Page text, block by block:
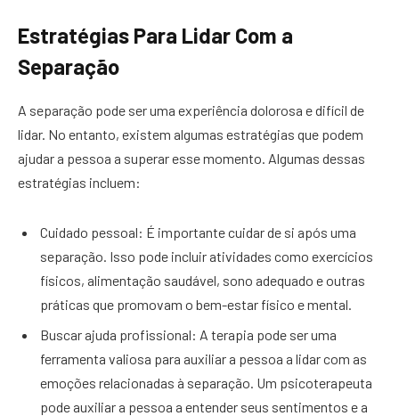
Estratégias Para Lidar Com a
Separação
A separação pode ser uma experiência dolorosa e difícil de
lidar. No entanto, existem algumas estratégias que podem
ajudar a pessoa a superar esse momento. Algumas dessas
estratégias incluem:
Cuidado pessoal: É importante cuidar de si após uma
separação. Isso pode incluir atividades como exercícios
físicos, alimentação saudável, sono adequado e outras
práticas que promovam o bem-estar físico e mental.
Buscar ajuda profissional: A terapia pode ser uma
ferramenta valiosa para auxiliar a pessoa a lidar com as
emoções relacionadas à separação. Um psicoterapeuta
pode auxiliar a pessoa a entender seus sentimentos e a